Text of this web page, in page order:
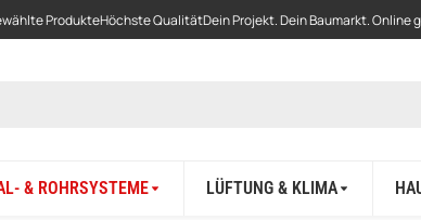
ProdukteHöchste QualitätDein Projekt. Dein Baumarkt. Online
& ROHRSYSTEME LÜFTUNG & KLIMA